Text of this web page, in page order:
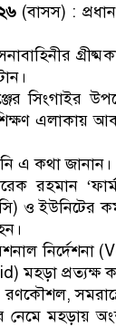
(বাসস) :
সিংগাইর
এ কথা জানান।
রহমান
ও ইউনিটের
মহড়া প্রত্যক্ষ
নেমে মহড়ায়